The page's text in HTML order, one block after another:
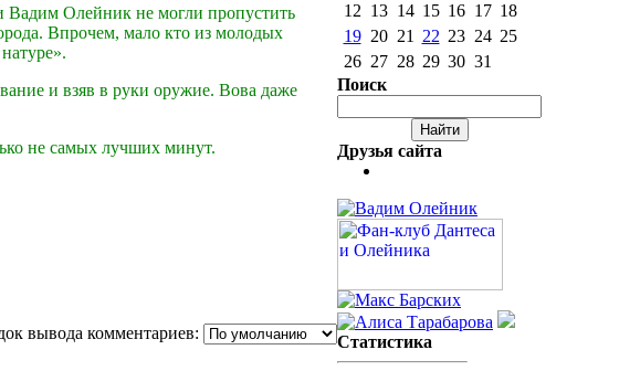
Вадим Олейник не могли пропустить
Впрочем, мало кто из молодых
и взяв в руки оружие. Вова даже
не самых лучших минут.
вывода комментариев:
12 13 14 15 16 17 18
19 20 21 22 23 24 25
26 27 28 29 30 31
Поиск
Друзья сайта
Статистика